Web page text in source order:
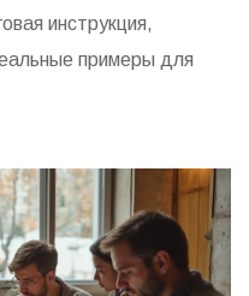
инструкция,
примеры для